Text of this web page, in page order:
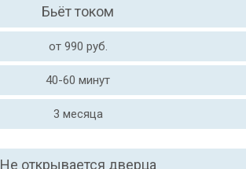
Бьёт током
от 990 руб.
40-60 минут
3 месяца
Не открывается дверца